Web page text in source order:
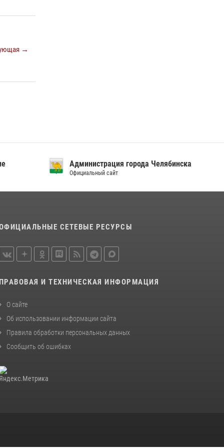
→
Администрация города Челябинска
Официальный сайт
СЕТЕВЫЕ РЕСУРСЫ
ПРАВОВАЯ И ТЕХНИЧЕСКАЯ ИНФОРМАЦИЯ
О сайте
Об использовании информации сайта
Правила обработки персональных данных
Сообщить об ошибках